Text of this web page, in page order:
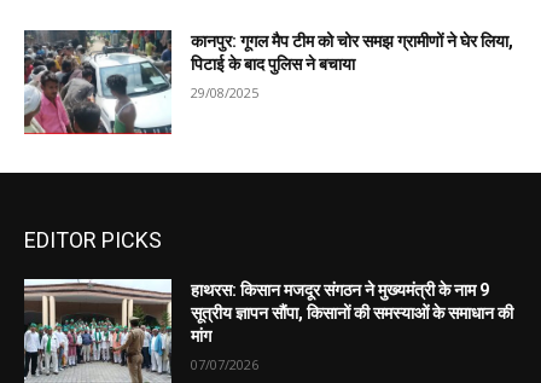
कानपुर: गूगल मैप टीम को चोर समझ ग्रामीणों ने घेर लिया,
पिटाई के बाद पुलिस ने बचाया
29/08/2025
EDITOR PICKS
हाथरस: किसान मजदूर संगठन ने मुख्यमंत्री के नाम 9
सूत्रीय ज्ञापन सौंपा, किसानों की समस्याओं के समाधान की
मांग
07/07/2026